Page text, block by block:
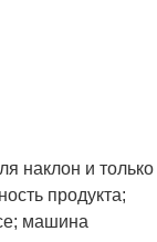
наклон и только
продукта;
машина